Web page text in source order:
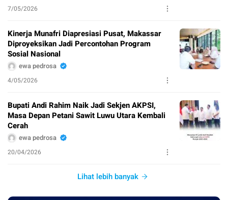
7/05/2026
Kinerja Munafri Diapresiasi Pusat, Makassar
Diproyeksikan Jadi Percontohan Program
Sosial Nasional
ewa pedrosa
4/05/2026
Bupati Andi Rahim Naik Jadi Sekjen AKPSI,
Masa Depan Petani Sawit Luwu Utara Kembali
Cerah
ewa pedrosa
20/04/2026
Lihat lebih banyak